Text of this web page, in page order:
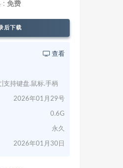
: 免费
后下载
查看
支持键盘.鼠标.手柄
2026年01月29号
0.6G
永久
2026年01月30日